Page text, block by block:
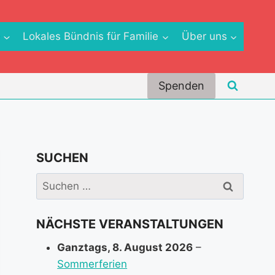
Lokales Bündnis für Familie Über uns
Spenden
SUCHEN
Suchen
nach:
NÄCHSTE VERANSTALTUNGEN
Ganztags,8. August 2026 –
Sommerferien